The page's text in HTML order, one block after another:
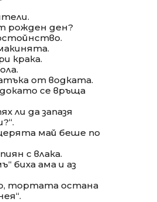
рожден ден?
крака.
от водката.
докато се връща
ли да запазя
май беше по
с влака.
биха ама и аз
тортата остана